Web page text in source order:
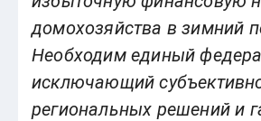
домохозяйства в зимний
Необходим единый
исключающий
региональных решений и